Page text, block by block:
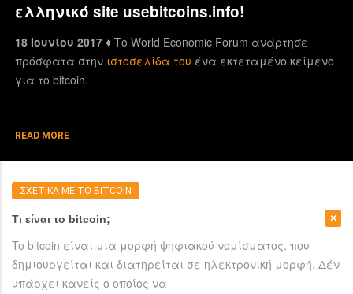
ελληνικό site usebitcoins.info!
18 Ιουνίου 2017 ♦Το World Economic Forum ανάρτησε
πρόσφατα στην ιστοσελίδα του ένα εκτεταμένο κείμενο
για το bitcoin.
…
READ MORE
ΣΧΕΤΙΚΑ ΜΕ ΤΟ BITCOIN
Τι είναι το bitcoin;
To bitcoin είναι μια μορφή ψηφιακού νομίσματος, που
δημιουργείται και διατηρείται σε ηλεκτρονική μορφή. Δέν
υπάρχει κανείς ο οποίος να